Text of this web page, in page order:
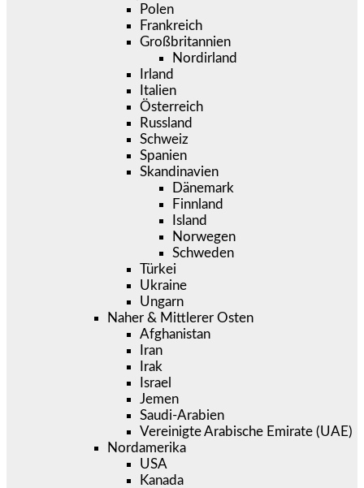
Polen
Frankreich
Großbritannien
Nordirland
Irland
Italien
Österreich
Russland
Schweiz
Spanien
Skandinavien
Dänemark
Finnland
Island
Norwegen
Schweden
Türkei
Ukraine
Ungarn
Naher & Mittlerer Osten
Afghanistan
Iran
Irak
Israel
Jemen
Saudi-Arabien
Vereinigte Arabische Emirate (UAE)
Nordamerika
USA
Kanada